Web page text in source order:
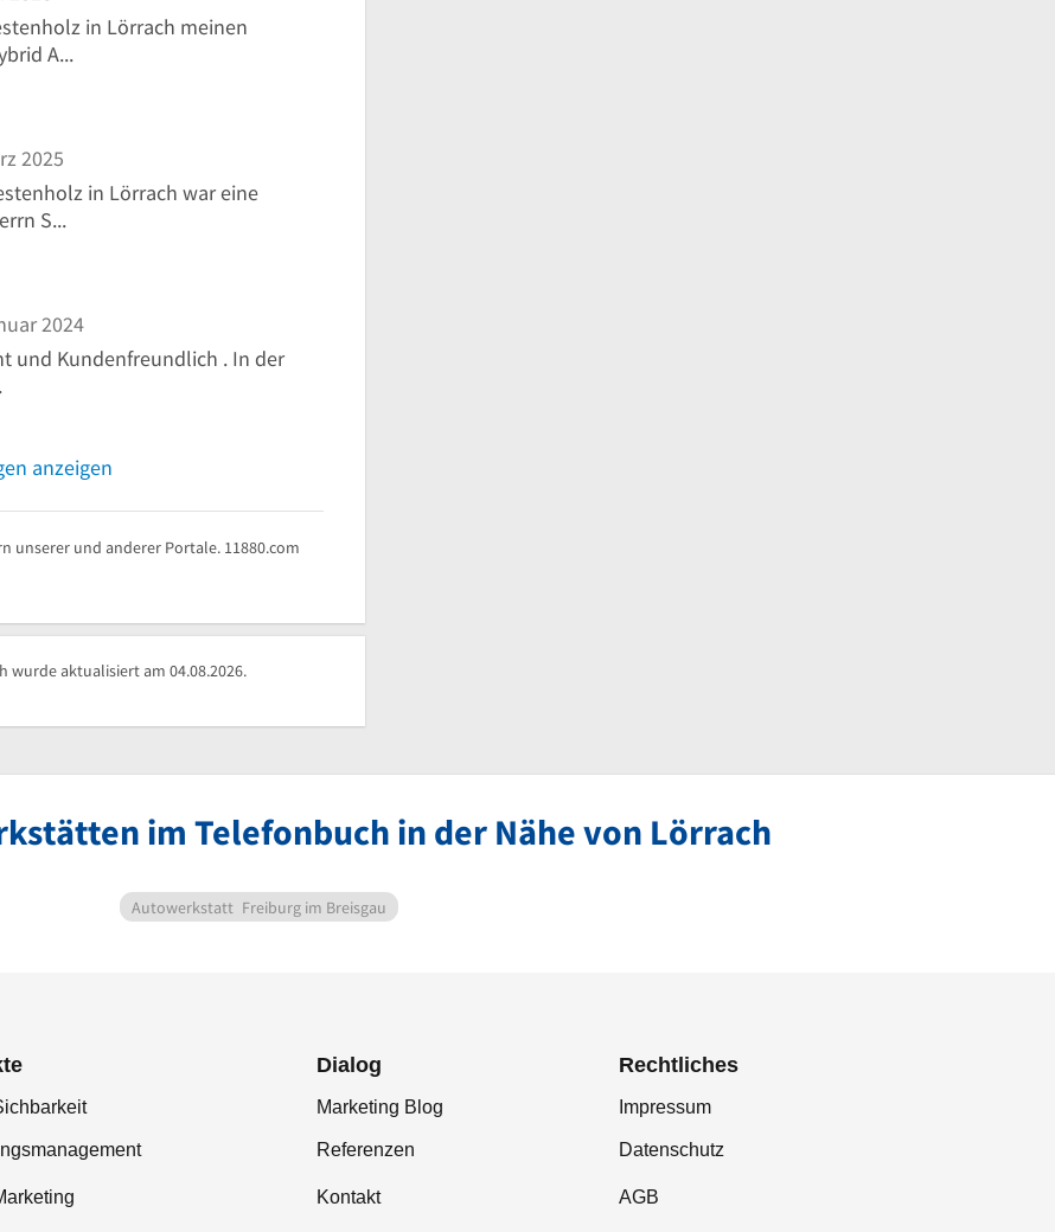
in Lörrach meinen
A...
2025
in Lörrach war eine
S...
2024
und Kundenfreundlich . In der
anzeigen
unserer und anderer Portale. 11880.com
wurde aktualisiert am 04.08.2026.
im Telefonbuch in der Nähe von Lörrach
Autowerkstatt Freiburg im Breisgau
Dialog
Marketing Blog
Referenzen
Kontakt
Rechtliches
Impressum
Datenschutz
AGB